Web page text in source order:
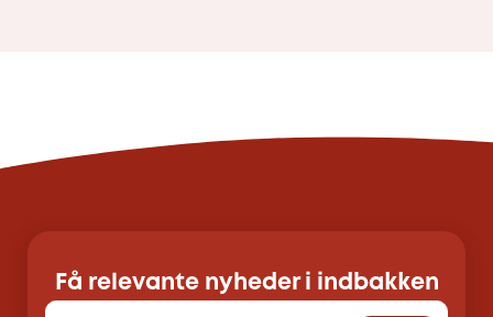
Få relevante nyheder i indbakken